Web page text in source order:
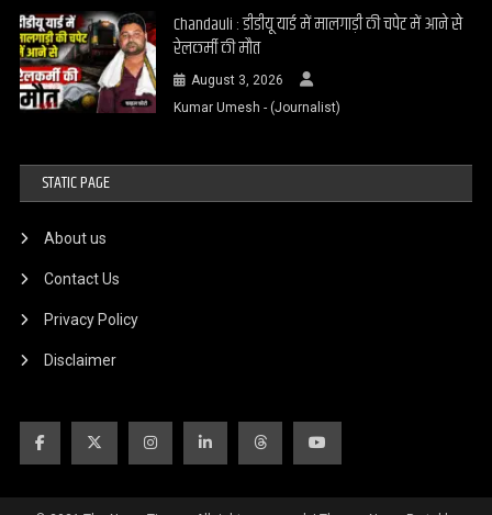
Chandauli : डीडीयू यार्ड में मालगाड़ी की चपेट में आने से
रेलकर्मी की मौत
August 3, 2026
Kumar Umesh - (Journalist)
STATIC PAGE
About us
Contact Us
Privacy Policy
Disclaimer